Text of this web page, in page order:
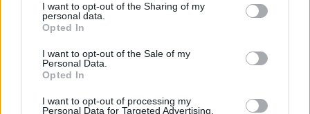
I want to opt-out of the Sharing of my
personal data.
Opted In
I want to opt-out of the Sale of my
Personal Data.
Opted In
I want to opt-out of processing my
Personal Data for Targeted Advertising.
Για να αναπαραχθεί το κρινάκι πρέπει να ανοίξει
συγκεκριμένο είδοςνυχτερινής πεταλούδας